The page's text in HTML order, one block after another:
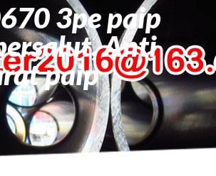
3pe paip
Anti
paip